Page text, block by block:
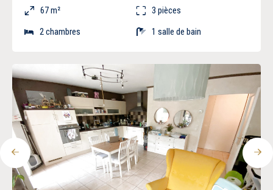
Nos agences
Recherche par ville
Recrutement
Accès extranet
67 m²
3 pièces
2 chambres
1 salle de bain
Précédent